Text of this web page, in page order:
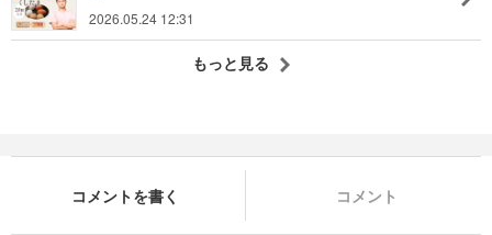
2026.05.24 12:31
もっと見る
コメントを書く コメント